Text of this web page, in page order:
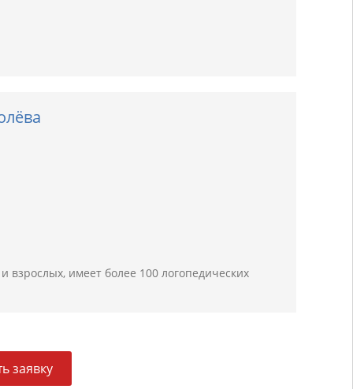
взрослых, имеет более 100 логопедических
заявку